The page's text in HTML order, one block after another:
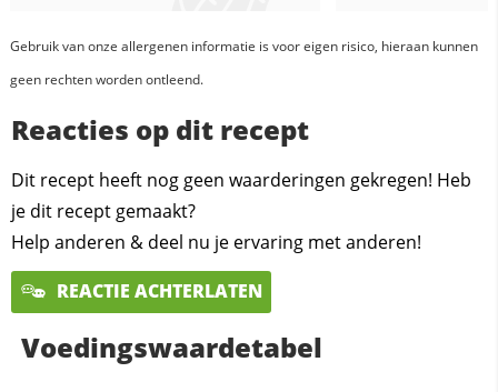
Gebruik van onze allergenen informatie is voor eigen risico, hieraan kunnen
geen rechten worden ontleend.
Reacties op dit recept
Dit recept heeft nog geen waarderingen gekregen! Heb
je dit recept gemaakt?
Help anderen & deel nu je ervaring met anderen!
REACTIE ACHTERLATEN
Voedingswaardetabel